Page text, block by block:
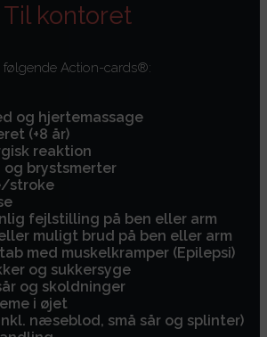
Til kontoret
Action-cards®:
og hjertemassage
(+8 år)
reaktion
og brystsmerter
stroke
fejlstilling på ben eller arm
muligt brud på ben eller arm
med muskelkramper (Epilepsi)
og sukkersyge
og skoldninger
i øjet
næseblod, små sår og splinter)